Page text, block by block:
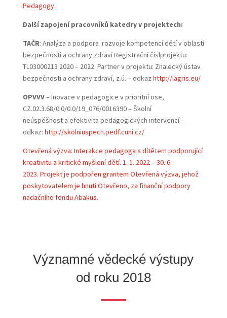
Pedagogy.
Další zapojení pracovníků katedry v projektech:
TAČR: Analýza a podpora rozvoje kompetencí dětí v oblasti
bezpečnosti a ochrany zdraví Registrační číslprojektu:
TL03000213 2020 – 2022. Partner v projektu: Znalecký ústav
bezpečnosti a ochrany zdraví, z.ú. – odkaz http://lagris.eu/
OPVVV– Inovace v pedagogice v prioritní ose,
CZ.02.3.68/0.0/0.0/19_076/0016390 – Školní
neúspěšnost a efektivita pedagogických intervencí –
odkaz: http://skolniuspech.pedf.cuni.cz/
Otevřená výzva: Interakce pedagoga s dítětem podporující
kreativitu a kritické myšlení dětí. 1. 1. 2022 – 30. 6.
2023. Projekt je podpořen grantem Otevřená výzva, jehož
poskytovatelem je hnutí Otevřeno, za finanční podpory
nadačního fondu Abakus.
Významné vědecké výstupy
od roku 2018